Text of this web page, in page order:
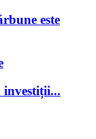
este
investiții...